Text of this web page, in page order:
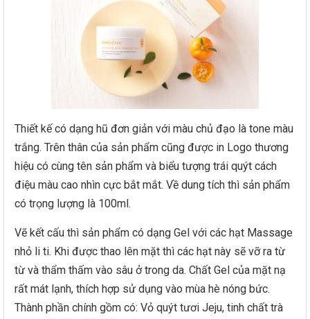
Thiết kế có dạng hũ đơn giản với màu chủ đạo là tone màu
trắng. Trên thân của sản phẩm cũng được in Logo thương
hiệu có cùng tên sản phẩm và biểu tượng trái quýt cách
điệu màu cao nhìn cực bắt mắt. Về dung tích thì sản phẩm
có trọng lượng là 100ml.
Vẽ kết cấu thì sản phẩm có dạng Gel với các hạt Massage
nhỏ li ti. Khi được thao lên mặt thì các hạt này sẽ vỡ ra từ
từ và thẩm thấm vào sâu ở trong da. Chất Gel của mặt nạ
rất mát lạnh, thích hợp sử dụng vào mùa hè nóng bức.
Thành phần chính gồm có: Vỏ quýt tươi Jeju, tinh chất trà